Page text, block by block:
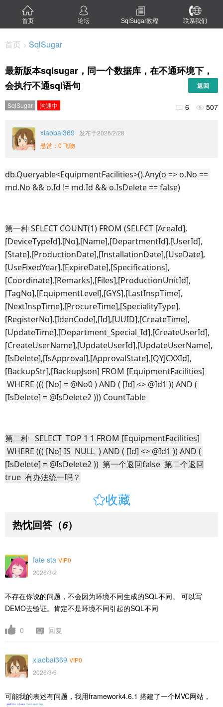
首页 论坛 SqlSugar教程 联系我们
首页 > SqlSugar
最新版本sqlsugar，同一个数据库，在不通环境下，
会执行不通sql语句
返回
SqlSugar 沟通中  6  507
xiaobai369
发布于2026/2/28
悬赏：0 飞吻
db.Queryable<EquipmentFacilities>().Any(o => o.No ==
md.No && o.Id != md.Id && o.IsDelete == false)
第一种 SELECT COUNT(1) FROM (SELECT [AreaId],
[DeviceTypeId],[No],[Name],[DepartmentId],[UserId],
[State],[ProductionDate],[InstallationDate],[UseDate],
[UseFixedYear],[ExpireDate],[Specifications],
[Coordinate],[Remarks],[Files],[ProductionUnitId],
[TagNo],[EquipmentLevel],[GYS],[LastInspTime],
[NextInspTime],[ProcureTime],[SpecialityType],
[RegisterNo],[IdenCode],[Id],[UUID],[CreateTime],
[UpdateTime],[Department_Special_Id],[CreateUserId],
[CreateUserName],[UpdateUserId],[UpdateUserName],
[IsDelete],[IsApproval],[ApprovalState],[QYJCXXId],
[BackupStr],[BackupJson] FROM [EquipmentFacilities]
WHERE ((( [No] = @No0 ) AND ( [Id] <> @Id1 )) AND (
[IsDelete] = @IsDelete2 ))) CountTable
第二种   SELECT  TOP 1 1 FROM [EquipmentFacilities]
WHERE ((( [No] IS  NULL  ) AND ( [Id] <> @Id1 )) AND (
[IsDelete] = @IsDelete2 ))  第一个返回false  第二个返回
true  有办法统一吗？
收藏
热忱回答 （6）
fate sta VIP0
2026/3/2
不存在你说的问题，不会因为环境不同生成的SQL不同。 可以写
DEMO去验证。肯定不是环境不同引起的SQL不同
0 回复
xiaobai369 VIP0
2026/3/6
可能我的表述有问题，我用framework4.6.1 搭建了一个MVC网站，